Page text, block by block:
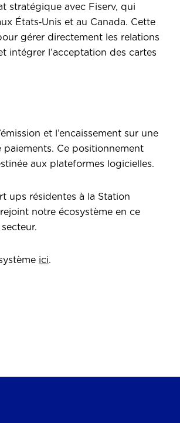
stratégique avec Fiserv, qui
États‑Unis et au Canada. Cette
gérer directement les relations
intégrer l’acceptation des cartes
et l’encaissement sur une
Ce positionnement
aux plateformes logicielles.
ups résidentes à la Station
notre écosystème en ce
ici.